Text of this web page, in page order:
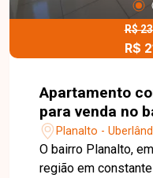
R$
R$
Apartamento
para venda no
Uberlândia-MG
Planalto -
O bairro Planalto,
região em